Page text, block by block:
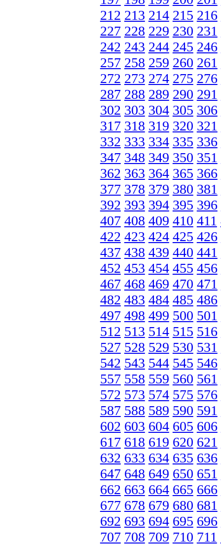
212 213 214 215 216
227 228 229 230 231
242 243 244 245 246
257 258 259 260 261
272 273 274 275 276
287 288 289 290 291
302 303 304 305 306
317 318 319 320 321
332 333 334 335 336
347 348 349 350 351
362 363 364 365 366
377 378 379 380 381
392 393 394 395 396
407 408 409 410 411
422 423 424 425 426
437 438 439 440 441
452 453 454 455 456
467 468 469 470 471
482 483 484 485 486
497 498 499 500 501
512 513 514 515 516
527 528 529 530 531
542 543 544 545 546
557 558 559 560 561
572 573 574 575 576
587 588 589 590 591
602 603 604 605 606
617 618 619 620 621
632 633 634 635 636
647 648 649 650 651
662 663 664 665 666
677 678 679 680 681
692 693 694 695 696
707 708 709 710 711